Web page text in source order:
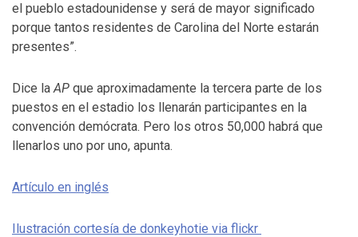
el pueblo estadounidense y será de mayor significado
porque tantos residentes de Carolina del Norte estarán
presentes”.
Dice laAP que aproximadamente la tercera parte de los
puestos en el estadio los llenarán participantes en la
convención demócrata. Pero los otros 50,000 habrá que
llenarlos uno por uno, apunta.
Artículo en inglés
Ilustración cortesía de donkeyhotie via flickr